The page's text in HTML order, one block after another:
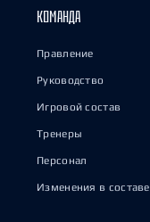
КОМАНДА
Правление
Руководство
Игровой состав
Тренеры
Персонал
Изменения в составе